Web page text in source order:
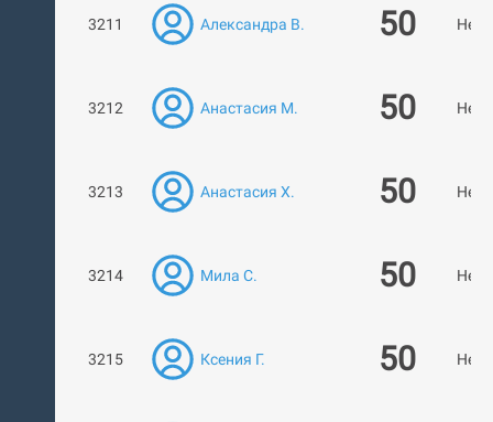
3211 Александра В. 50 Нет
3212 Анастасия М. 50 Нет
3213 Анастасия Х. 50 Нет
3214 Мила С. 50 Нет
3215 Ксения Г. 50 Нет